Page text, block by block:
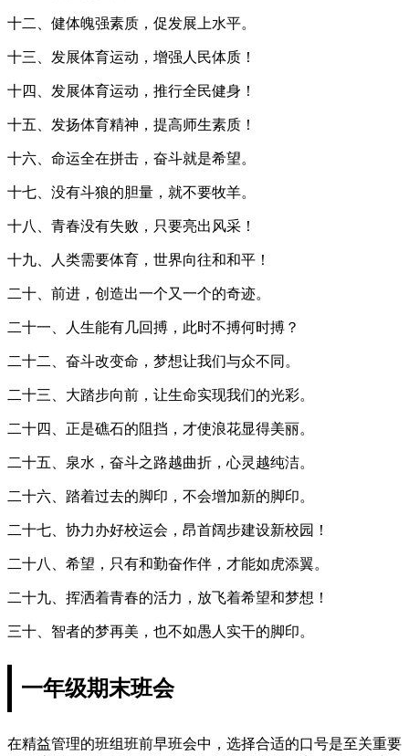
十二、健体魄强素质，促发展上水平。
十三、发展体育运动，增强人民体质！
十四、发展体育运动，推行全民健身！
十五、发扬体育精神，提高师生素质！
十六、命运全在拼击，奋斗就是希望。
十七、没有斗狼的胆量，就不要牧羊。
十八、青春没有失败，只要亮出风采！
十九、人类需要体育，世界向往和和平！
二十、前进，创造出一个又一个的奇迹。
二十一、人生能有几回搏，此时不搏何时搏？
二十二、奋斗改变命，梦想让我们与众不同。
二十三、大踏步向前，让生命实现我们的光彩。
二十四、正是礁石的阻挡，才使浪花显得美丽。
二十五、泉水，奋斗之路越曲折，心灵越纯洁。
二十六、踏着过去的脚印，不会增加新的脚印。
二十七、协力办好校运会，昂首阔步建设新校园！
二十八、希望，只有和勤奋作伴，才能如虎添翼。
二十九、挥洒着青春的活力，放飞着希望和梦想！
三十、智者的梦再美，也不如愚人实干的脚印。
一年级期末班会
在精益管理的班组班前早班会中，选择合适的口号是至关重要